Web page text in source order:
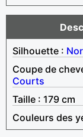
Silhouette :
Coupe de
Courts
Taille : 179 cm
Couleurs des